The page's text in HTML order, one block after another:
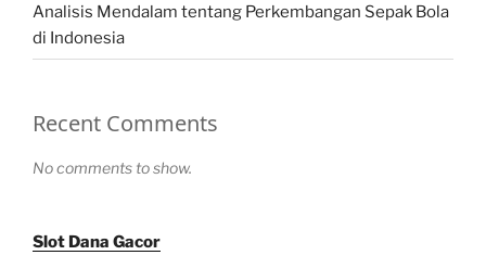
Analisis Mendalam tentang Perkembangan Sepak Bola
di Indonesia
Recent Comments
No comments to show.
Slot Dana Gacor